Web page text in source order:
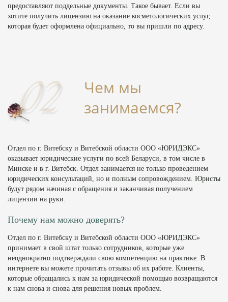
предоставляют поддельные документы. Такое бывает. Если вы
хотите получить лицензию на оказание косметологических услуг,
которая будет оформлена официально, то вы пришли по адресу.
Чем мы
занимаемся?
Отдел по г. Витебску и Витебской области ООО «ЮРИДЭКС»
оказывает юридические услуги по всей Беларуси, в том числе в
Минске и в г. Витебск. Отдел занимается не только проведением
юридических консультаций, но и полным сопровождением. Юристы
будут рядом начиная с обращения и заканчивая получением
лицензии на руки.
Почему нам можно доверять?
Отдел по г. Витебску и Витебской области ООО «ЮРИДЭКС»
принимает в свой штат только сотрудников, которые уже
неоднократно подтверждали свою компетенцию на практике. В
интернете вы можете прочитать отзывы об их работе. Клиенты,
которые обращались к нам за юридической помощью возвращаются
к нам снова и снова для решения новых проблем.